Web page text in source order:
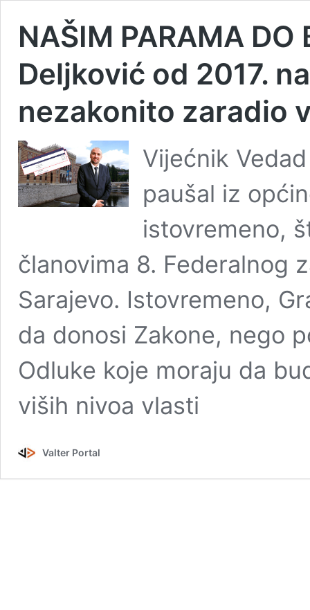
NAŠIM PARAMA
Deljković od 2017.
nezakonito zaradio
Vijećnik
paušal iz
istovremeno,
članovima 8. Federalnog
Sarajevo. Istovremeno,
da donosi Zakone, nego
Odluke koje moraju da
viših nivoa vlasti
Valter Portal